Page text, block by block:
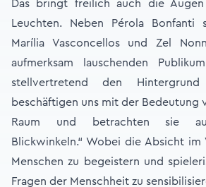
Das bringt freilich auch die
Leuchten. Neben Pérola Bonfanti
Marília Vasconcellos und Zel
aufmerksam lauschenden
stellvertretend den
beschäftigen uns mit der Bedeutung
Raum und betrachten sie
Blickwinkeln.“ Wobei die Absicht im
Menschen zu begeistern und
Fragen der Menschheit zu